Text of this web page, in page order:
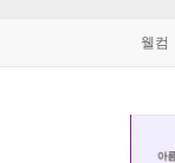
웰컴